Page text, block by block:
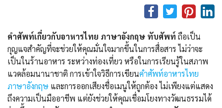
คำศัพท์เกี่ยวกับอาหารไทย ภาษาอังกฤษ ทับศัพท์ ถือเป็น
กุญแจสำคัญที่จะช่วยให้คุณมั่นใจมากขึ้นในการสื่อสาร ไม่ว่าจะ
เป็นในร้านอาหาร ระหว่างท่องเที่ยว หรือในการเรียนรู้ในสภาพ
แวดล้อมนานาชาติ การเข้าใจวิธีการเขียนคําศัพท์อาหารไทย
ภาษาอังกฤษ และการออกเสียงชื่อเมนูให้ถูกต้อง ไม่เพียงแต่แสดง
ถึงความเป็นมืออาชีพ แต่ยังช่วยให้คุณเชื่อมโยงทางวัฒนธรรมได้